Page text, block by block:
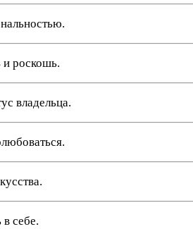
и роскошь.
владельца.
себе.